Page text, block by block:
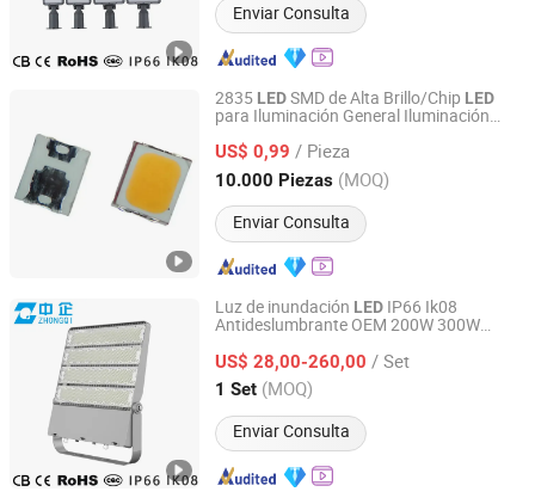
Enviar Consulta
2835 LEDSMD de Alta Brillo/Chip LED
para Iluminación General Iluminación
US$ 0,99 / Pieza
10.000 Piezas (MOQ)
Enviar Consulta
Shenzhen Qizhi Optoelectronic Technology Co., Ltd.
Guangdong, China Desde 2026
Luz de inundación LED IP66 Ik08
Antideslumbrante OEM 200W 300W
Luz de estadio Luz de mástil alto
Proyector de cancha de tenis Iluminación
deportiva Exterior CE
US$ 28,00-260,00 / Set
1 Set (MOQ)
Enviar Consulta
HangZhou ZhongMing PhotoElectricity Co.,Ltd.
Zhejiang, China Desde 2024